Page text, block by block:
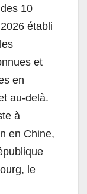
10
établi
et
en
au-delà.
à
en Chine,
le